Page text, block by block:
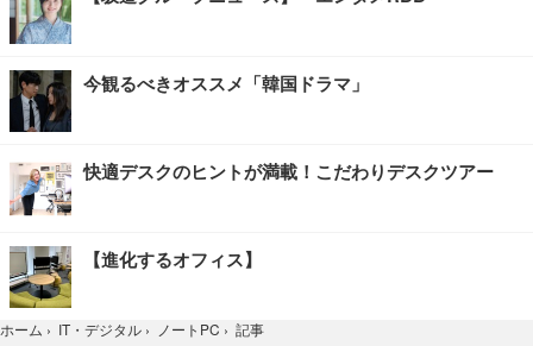
今観るべきオススメ「韓国ドラマ」
快適デスクのヒントが満載！こだわりデスクツアー
【進化するオフィス】
ホーム › IT・デジタル › ノートPC › 記事